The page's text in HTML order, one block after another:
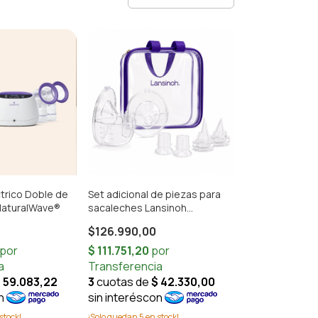
Doble de
Set adicional de piezas para
sacaleches Lansinoh
accesorios extra
$126.990,00